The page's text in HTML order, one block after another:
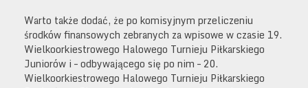
Warto także dodać, że po komisyjnym przeliczeniu
środków finansowych zebranych za wpisowe w czasie 19.
Wielkoorkiestrowego Halowego Turnieju Piłkarskiego
Juniorów i – odbywającego się po nim – 20.
Wielkoorkiestrowego Halowego Turnieju Piłkarskiego